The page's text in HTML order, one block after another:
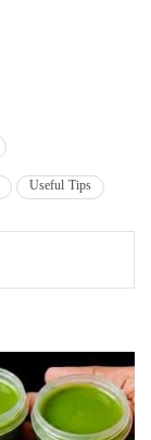
Useful Tips